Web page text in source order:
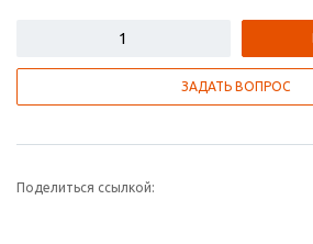
ЗАДАТЬ ВОПРОС
Поделиться ссылкой: